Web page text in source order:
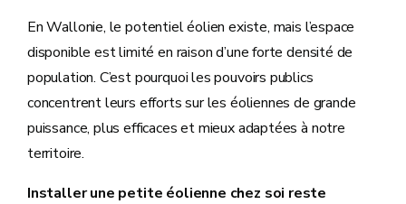
En Wallonie, le potentiel éolien existe, mais l’espace
disponible est limité en raison d’une forte densité de
population. C’est pourquoi les pouvoirs publics
concentrent leurs efforts sur les éoliennes de grande
puissance, plus efficaces et mieux adaptées à notre
territoire.
Installer une petite éolienne chez soi reste